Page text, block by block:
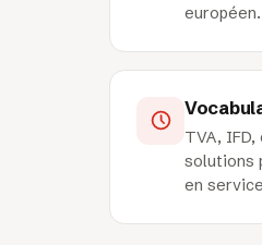
européen.
TVA,
solutions
en